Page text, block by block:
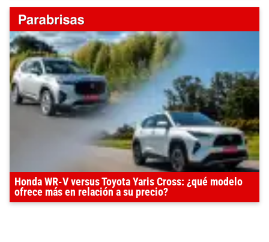
Honda WR-V versus Toyota Yaris Cross: ¿qué modelo
ofrece más en relación a su precio?